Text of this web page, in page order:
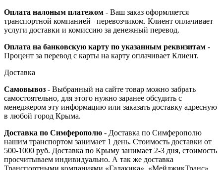
Оплата налоным платежом - Ваш заказ оформляется
транспортной компанией –перевозчиком. Клиент оплачивает
услуги доставки и комиссию за денежный перевод.
Оплата на банковскую карту по указанным реквизитам -
Процент за перевод с карты на карту оплачивает Клиент.
Доставка
Самовывоз - Выбранный на сайте товар можно забрать
самостоятельно, для этого нужно заранее обсудить с
менеджером эту информацию или заказать доставку адресную
в любой город Крыма.
Доставка по Симферополю - Доставка по Симферополю
нашим транспортом занимает 1 день. Стоимость доставки от
500-1000 руб. Доставка по Крыму занимает 2-3 дня, стоимость
просчитываем индивидуально. А так же доставка
Транспортными компаниями «Галакика», «МейджикТранс»,